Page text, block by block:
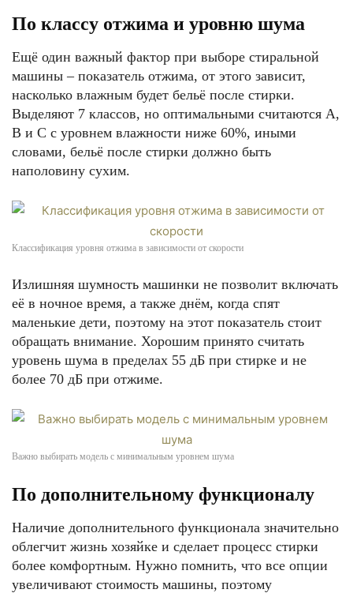
По классу отжима и уровню шума
Ещё один важный фактор при выборе стиральной
машины – показатель отжима, от этого зависит,
насколько влажным будет бельё после стирки.
Выделяют 7 классов, но оптимальными считаются А,
В и С с уровнем влажности ниже 60%, иными
словами, бельё после стирки должно быть
наполовину сухим.
Классификация уровня отжима в зависимости от скорости
Излишняя шумность машинки не позволит включать
её в ночное время, а также днём, когда спят
маленькие дети, поэтому на этот показатель стоит
обращать внимание. Хорошим принято считать
уровень шума в пределах 55 дБ при стирке и не
более 70 дБ при отжиме.
Важно выбирать модель с минимальным уровнем шума
По дополнительному функционалу
Наличие дополнительного функционала значительно
облегчит жизнь хозяйке и сделает процесс стирки
более комфортным. Нужно помнить, что все опции
увеличивают стоимость машины, поэтому